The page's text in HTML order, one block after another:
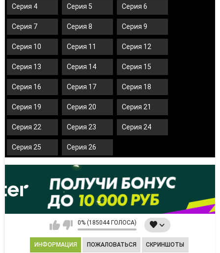
Серия 4 Серия 5 Серия 6
Серия 7 Серия 8 Серия 9
Серия 10 Серия 11 Серия 12
Серия 13 Серия 14 Серия 15
Серия 16 Серия 17 Серия 18
Серия 19 Серия 20 Серия 21
Серия 22 Серия 23 Серия 24
Серия 25 Серия 26
0% (185044 ГОЛОСА)
ИНФОРМАЦИЯ ПОЖАЛОВАТЬСЯ СКРИНШОТЫ